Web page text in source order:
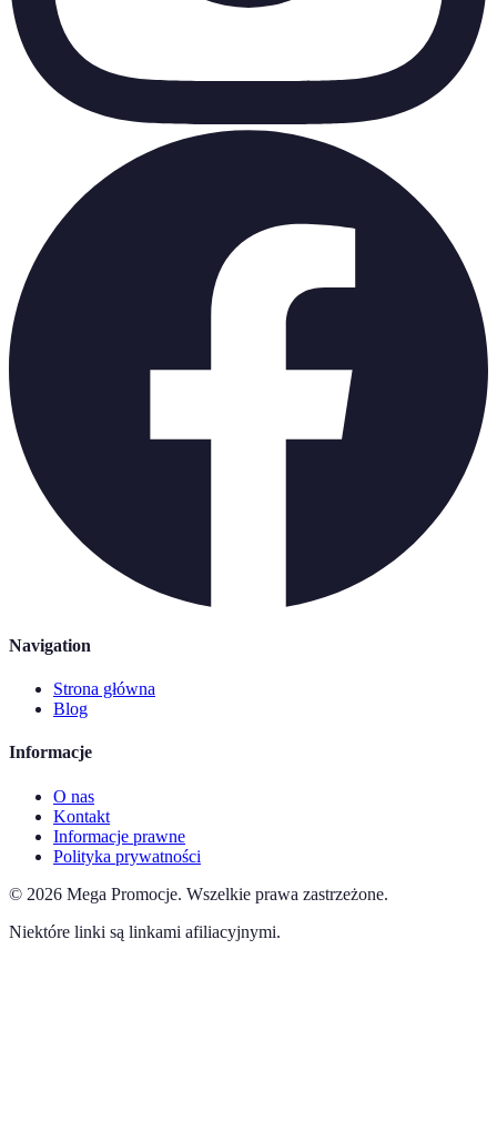
Navigation
Strona główna
Blog
Informacje
O nas
Kontakt
Informacje prawne
Polityka prywatności
© 2026 Mega Promocje. Wszelkie prawa zastrzeżone.
Niektóre linki są linkami afiliacyjnymi.